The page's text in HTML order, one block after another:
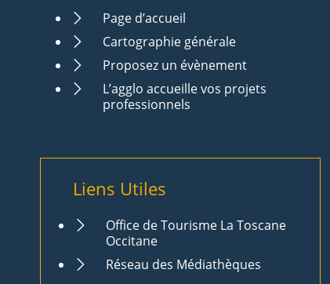
Page d’accueil
Cartographie générale
Proposez un évènement
L’agglo accueille vos projets
professionnels
Liens Utiles
Office de Tourisme La Toscane
Occitane
Réseau des Médiathèques